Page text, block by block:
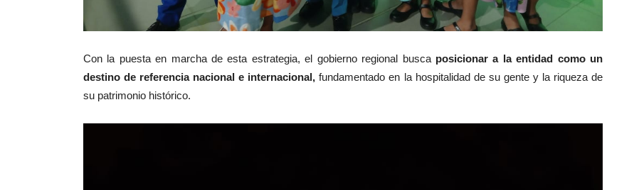
‎Con la puesta en marcha de esta estrategia, el gobierno regional busca posicionar a la entidad como un
destino de referencia nacional e internacional, fundamentado en la hospitalidad de su gente y la riqueza de
su patrimonio histórico.